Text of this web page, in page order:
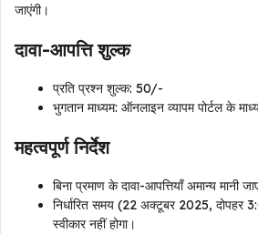
जाएंगी।
दावा-आपत्ति शुल्क
प्रति प्रश्न शुल्क: ₹50/-
भुगतान माध्यम: ऑनलाइन व्यापम पोर्टल के
महत्वपूर्ण निर्देश
बिना प्रमाण के दावा-आपत्तियाँ अमान्य मानी
निर्धारित समय (22 अक्टूबर 2025, दोपहर
स्वीकार नहीं होगा।